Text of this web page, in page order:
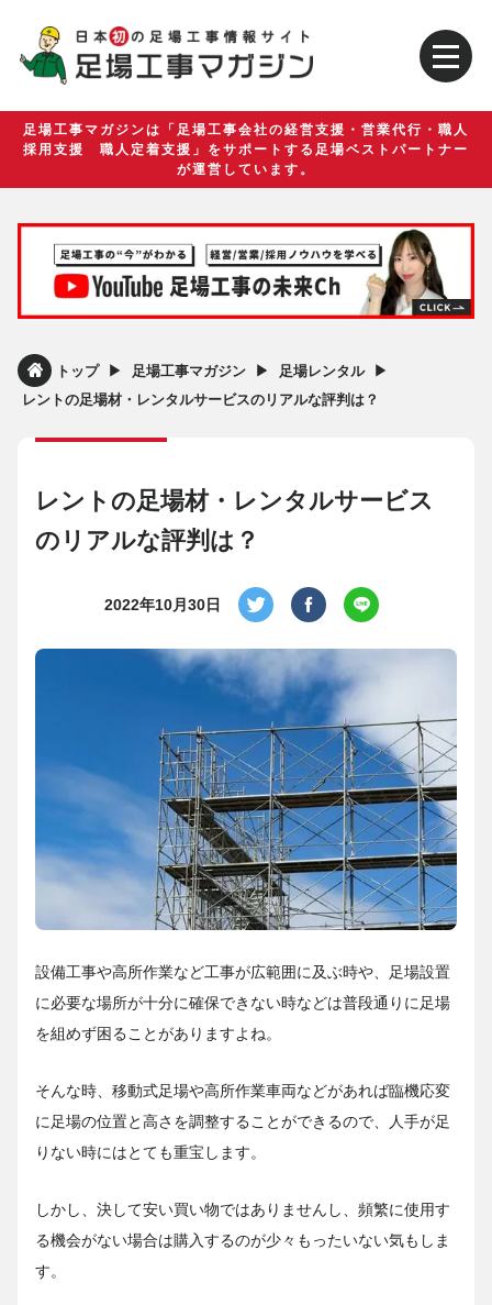
足場工事マガジンは「足場工事会社の経営支援・営業代行・職人
採用支援 職人定着支援」をサポートする足場ベストパートナー
が運営しています。
トップ ▶︎ 足場工事マガジン ▶︎ 足場レンタル ▶︎
レントの足場材・レンタルサービスのリアルな評判は？
レントの足場材・レンタルサービス
のリアルな評判は？
2022年10月30日
設備工事や高所作業など工事が広範囲に及ぶ時や、足場設置
に必要な場所が十分に確保できない時などは普段通りに足場
を組めず困ることがありますよね。
そんな時、移動式足場や高所作業車両などがあれば臨機応変
に足場の位置と高さを調整することができるので、人手が足
りない時にはとても重宝します。
しかし、決して安い買い物ではありませんし、頻繁に使用す
る機会がない場合は購入するのが少々もったいない気もしま
す。